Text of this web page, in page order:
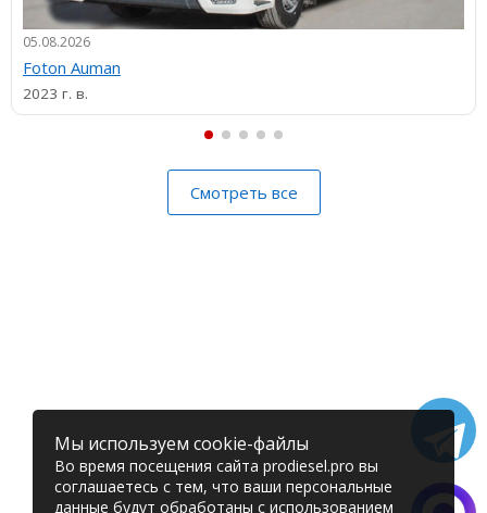
05.08.2026
Foton Auman
2023 г. в.
Смотреть все
Мы используем cookie-файлы
Во время посещения сайта prodiesel.pro вы
соглашаетесь с тем, что ваши персональные
данные будут обработаны с использованием